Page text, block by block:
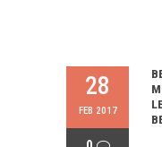
28
FEB 2017